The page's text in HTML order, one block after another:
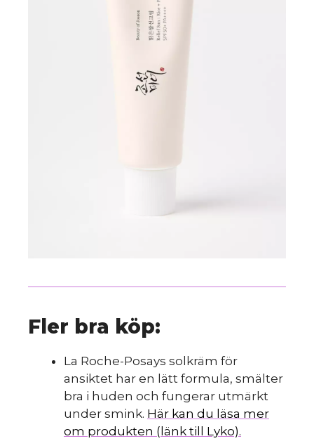
Fler bra köp:
La Roche-Posays solkräm för
ansiktet har en lätt formula, smälter
bra i huden och fungerar utmärkt
under smink. Här kan du läsa mer
om produkten (länk till Lyko).